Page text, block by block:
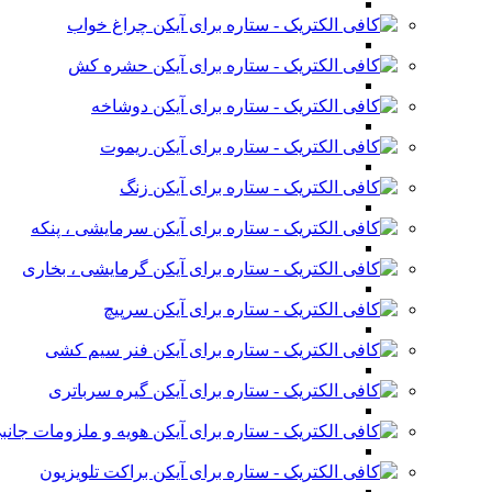
چراغ خواب
حشره کش
دوشاخه
ریموت
زنگ
سرمایشی ، پنکه
گرمایشی ، بخاری
سرپیچ
فنر سیم کشی
گیره سرباتری
هویه و ملزومات
براکت تلویزیون